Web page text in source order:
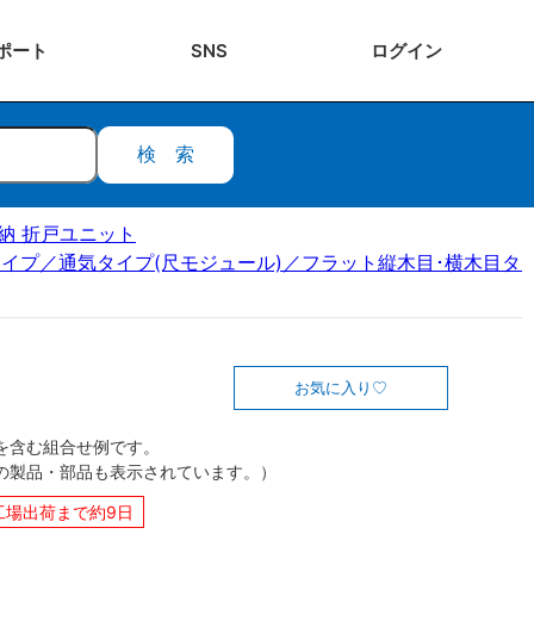
ート SNS ログイン
検索
折戸ユニット
／通気タイプ(尺モジュール)／フラット縦木目･横木目
お気に入り
む組合せ例です。
製品・部品も表示されています。）
場出荷まで約9日